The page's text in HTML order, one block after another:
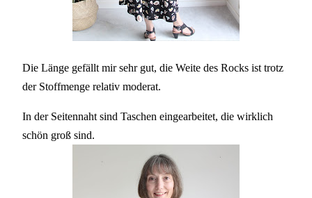
Die Länge gefällt mir sehr gut, die Weite des Rocks ist trotz
der Stoffmenge relativ moderat.
In der Seitennaht sind Taschen eingearbeitet, die wirklich
schön groß sind.